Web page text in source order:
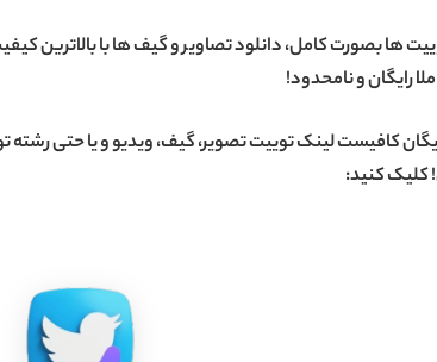
کافیست لینک توییت تصویر، گیف، ویدیو و یا حتی رشته
کلیک کنید: